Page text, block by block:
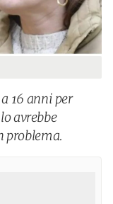
16 anni per
avrebbe
problema.